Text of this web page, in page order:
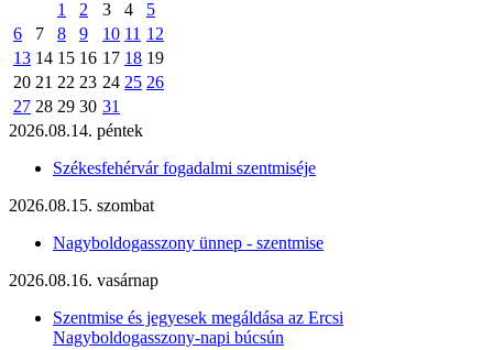
1
2 3 4
5
6
7 8 9 10 11 12
13 14 15 16 17 18 19
20 21 22 23 24 25 26
27 28 29 30 31
2026.08.14. péntek
Székesfehérvár fogadalmi szentmiséje
2026.08.15. szombat
Nagyboldogasszony ünnep - szentmise
2026.08.16. vasárnap
Szentmise és jegyesek megáldása az Ercsi
Nagyboldogasszony-napi búcsún